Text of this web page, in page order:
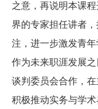
之意，再说明本课
界的专家担任讲者
注，进一步激发青
作为未来职涯发展
谈判委员会合作，
积极推动实务与学